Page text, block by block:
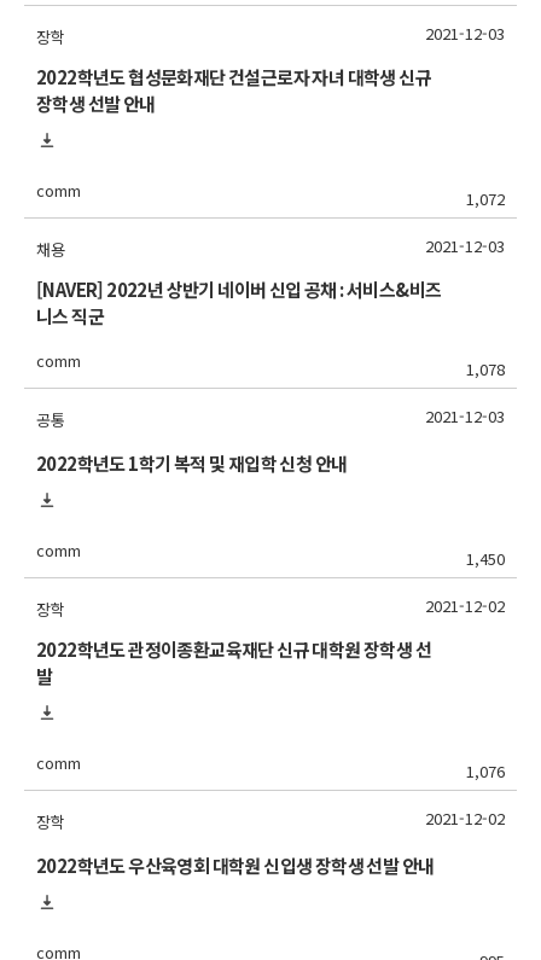
장학
2022학년도 협성문화재단 건설근로자 자녀 대학생 신규
장학생 선발 안내
comm 1,072
2021-12-03
채용
[NAVER] 2022년 상반기 네이버 신입 공채 : 서비스&비즈
니스 직군
comm 1,078
2021-12-03
공통
2022학년도 1학기 복적 및 재입학 신청 안내
comm 1,450
2021-12-03
장학
2022학년도 관정이종환교육재단 신규 대학원 장학생 선
발
comm 1,076
2021-12-02
장학
2022학년도 우산육영회 대학원 신입생 장학생 선발 안내
comm
2021-12-02